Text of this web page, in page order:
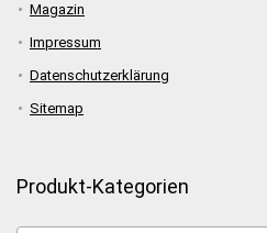
Magazin
Impressum
Datenschutzerklärung
Sitemap
Produkt-Kategorien